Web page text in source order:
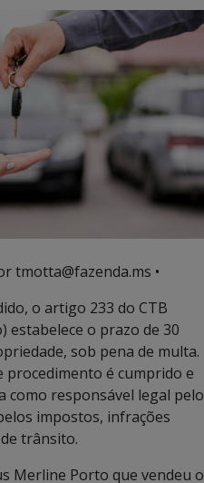
tmotta@fazenda.ms •
o artigo 233 do CTB
estabelece o prazo de 30
sob pena de multa.
procedimento é cumprido e
responsável legal pelo
impostos, infrações
trânsito.
Merline Porto que vendeu o